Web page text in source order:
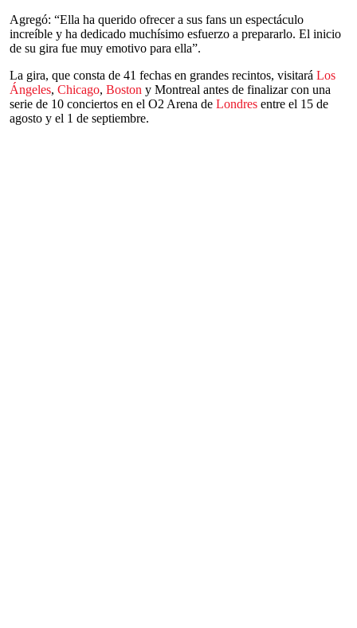
Agregó: “Ella ha querido ofrecer a sus fans un espectáculo
increíble y ha dedicado muchísimo esfuerzo a prepararlo. El inicio
de su gira fue muy emotivo para ella”.
La gira, que consta de 41 fechas en grandes recintos, visitará Los
Ángeles, Chicago, Boston y Montreal antes de finalizar con una
serie de 10 conciertos en el O2 Arena de Londres entre el 15 de
agosto y el 1 de septiembre.